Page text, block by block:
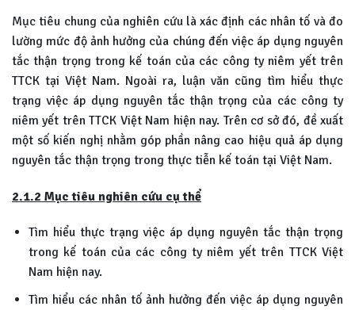
Mục tiêu chung của nghiên cứu là xác định các nhân tố và đo
lường mức độ ảnh hưởng của chúng đến việc áp dụng nguyên
tắc thận trọng trong kế toán của các công ty niêm yết trên
TTCK tại Việt Nam. Ngoài ra, luận văn cũng tìm hiểu thực
trạng việc áp dụng nguyên tắc thận trọng của các công ty
niêm yết trên TTCK Việt Nam hiện nay. Trên cơ sở đó, đề xuất
một số kiến nghị nhằm góp phần nâng cao hiệu quả áp dụng
nguyên tắc thận trọng trong thực tiễn kế toán tại Việt Nam.
2.1.2 Mục tiêu nghiên cứu cụ thể
Tìm hiểu thực trạng việc áp dụng nguyên tắc thận trọng
trong kế toán của các công ty niêm yết trên TTCK Việt
Nam hiện nay.
Tìm hiểu các nhân tố ảnh hưởng đến việc áp dụng nguyên